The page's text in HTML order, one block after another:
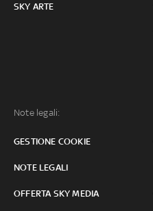
SKY ARTE
Note legali:
GESTIONE COOKIE
NOTE LEGALI
OFFERTA SKY MEDIA